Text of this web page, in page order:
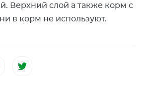
Верхний слой а также корм с
в корм не используют.